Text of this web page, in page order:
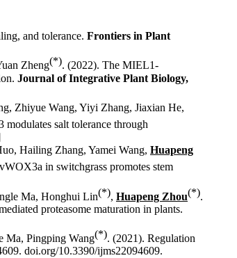
and tolerance. Frontiers in Plant
Zheng(*). (2022). The MIEL1-
Journal of Integrative Plant Biology,
Zhiyue Wang, Yiyi Zhang, Jiaxian He,
salt tolerance through
Hailing Zhang, Yamei Wang, Huapeng
in switchgrass promotes stem
Ma, Honghui Lin(*), Huapeng Zhou(*).
proteasome maturation in plants.
Ma, Pingping Wang(*). (2021). Regulation
doi.org/10.3390/ijms22094609.